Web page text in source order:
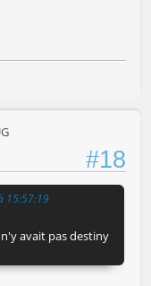
#18
15:57:19
avait pas destiny